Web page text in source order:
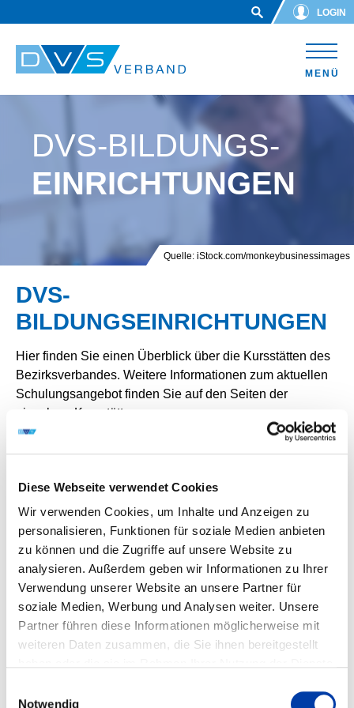
Diese Webseite verwendet Cookies
Wir verwenden Cookies, um Inhalte und Anzeigen zu
personalisieren, Funktionen für soziale Medien anbieten
zu können und die Zugriffe auf unsere Website zu
analysieren. Außerdem geben wir Informationen zu Ihrer
Verwendung unserer Website an unsere Partner für
soziale Medien, Werbung und Analysen weiter. Unsere
Partner führen diese Informationen möglicherweise mit
weiteren Daten zusammen, die Sie ihnen bereitgestellt
Notwendig
LOGIN
MENÜ
Quelle: iStock.com/monkeybusinessimages
DVS-BILDUNGS-
EINRICHTUNGEN
DVS-
BILDUNGSEINRICHTUNGEN
Hier finden Sie einen Überblick über die Kursstätten des
Bezirksverbandes. Weitere Informationen zum aktuellen
Schulungsangebot finden Sie auf den Seiten der
einzelnen Kursstätten.
BILDUNGSZENTRUM
DVS-KURSSTÄTTE AALEN IM IHK BILDUNGSZENTRUM
Blezingerstr. 3
73430 Aalen
07361 5692 0
biz@ostwuerttemberg.ihk.de
Zur Website
DVS-KURSSTÄTTE DER KREIS-
HANDWERKERSCHAFT BIBERACH
DVS-KURSSTÄTTE DER KREIS- HANDWERKERSCHAFT
BIBERACH
Prinz-Eugen-Weg 17
88400 Biberach
07351 5092 30
DVS-KURSSTÄTTE HEIDENHEIM IM METALL-
AUSBILDUNGS-ZENTRUM HEIDENHEIM
DVS-KURSSTÄTTE HEIDENHEIM IM METALL-AUSBILDUNGS-
ZENTRUM HEIDENHEIM
DVS-VERBUNDBILDUNGSEINRICHTUNG
DVS-VERBUNDBILDUNGSEINRICHTUNG SCHWEISSTECHNISCHE L